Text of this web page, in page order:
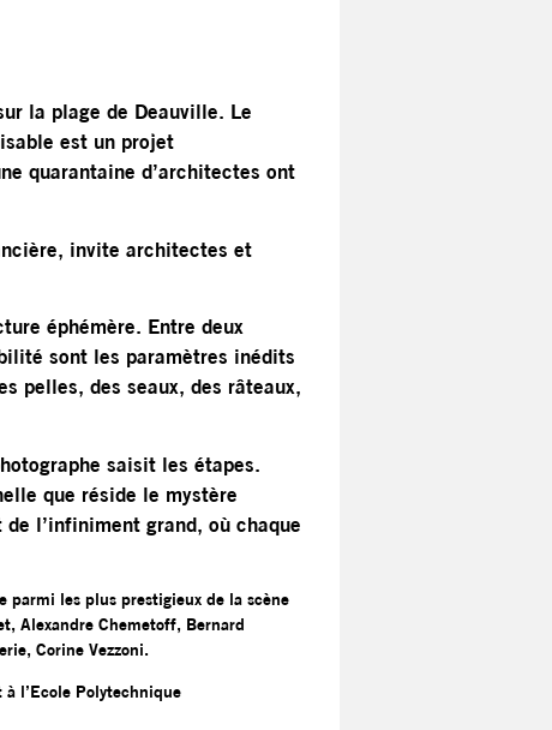
la plage de Deauville. Le
est un projet
quarantaine d’architectes ont
invite architectes et
éphémère. Entre deux
sont les paramètres inédits
pelles, des seaux, des râteaux,
saisit les étapes.
que réside le mystère
l’infiniment grand, où chaque
parmi les plus prestigieux de la scène
Alexandre Chemetoff, Bernard
Corine Vezzoni.
l’Ecole Polytechnique